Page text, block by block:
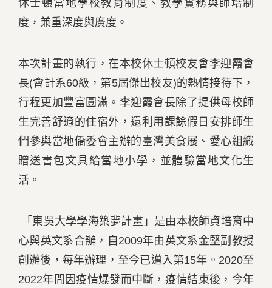
休士頓當地學校教育制度、教學實務與師培制
度，兼重深度與廣度。
本次計畫的執行，在本校休士頓校友會李迎霞會
長(會計系60級，第5屆傑出校友)的熱情接待下，
行程更加豐富圓滿。李迎霞會長除了提供母校師
生完善舒適的住宿外，還利用課餘假日安排師生
們參與當地僑委會主辦的臺灣美食展、愛心組織
贈送書包文具給當地小學，並體驗當地文化生
活。
「東吳大學學海築夢計畫」是由本校師資培育中
心與英文系合辦，自2009年由英文系金堅副教授
創辦後，每年辦理，至今已邁入第15年。2020至
2022年間因疫情爆發而中斷，疫情結束後，今年